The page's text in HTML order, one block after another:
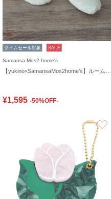
タイムセール対象 SALE
Samansa Mos2 home's
¥1,595 -50%OFF-